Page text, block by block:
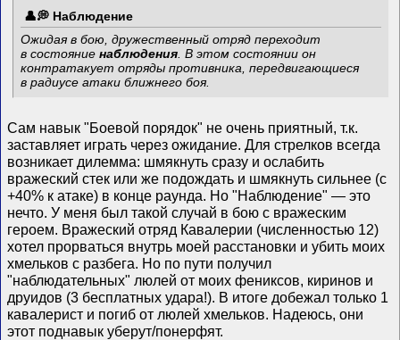
Наблюдение
Ожидая в бою, дружественный отряд переходит
в состояниенаблюдения. В этом состоянии он
контратакует отряды противника, передвигающиеся
в радиусе атаки ближнего боя.
Сам навык "Боевой порядок" не очень приятный, т.к.
заставляет играть через ожидание. Для стрелков всегда
возникает дилемма: шмякнуть сразу и ослабить
вражеский стек или же подождать и шмякнуть сильнее (с
+40% к атаке) в конце раунда. Но "Наблюдение" — это
нечто. У меня был такой случай в бою с вражеским
героем. Вражеский отряд Кавалерии (численностью 12)
хотел прорваться внутрь моей расстановки и убить моих
хмельков с разбега. Но по пути получил
"наблюдательных" люлей от моих фениксов, киринов и
друидов (3 бесплатных удара!). В итоге добежал только 1
кавалерист и погиб от люлей хмельков. Надеюсь, они
этот поднавык уберут/понерфят.